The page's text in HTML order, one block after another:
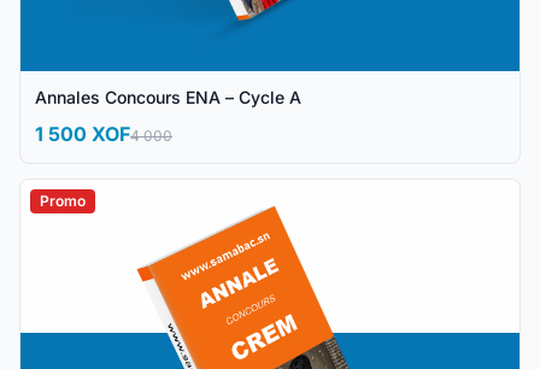
Annales Concours ENA – Cycle A
1 500 XOF4 000
Promo